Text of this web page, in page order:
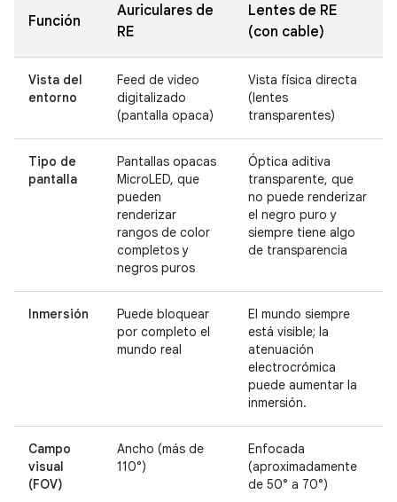
Función
Auriculares de
RE
Lentes de RE
(con cable)
Vista del
entorno
Feed de video
digitalizado
(pantalla opaca)
Vista física directa
(lentes
transparentes)
Tipo de
pantalla
Pantallas opacas
MicroLED, que
pueden
renderizar
rangos de color
completos y
negros puros
Óptica aditiva
transparente, que
no puede renderizar
el negro puro y
siempre tiene algo
de transparencia
Inmersión
Puede bloquear
por completo el
mundo real
El mundo siempre
está visible; la
atenuación
electrocrómica
puede aumentar la
inmersión.
Campo
visual
(FOV)
Ancho (más de
110°)
Enfocada
(aproximadamente
de 50° a 70°)